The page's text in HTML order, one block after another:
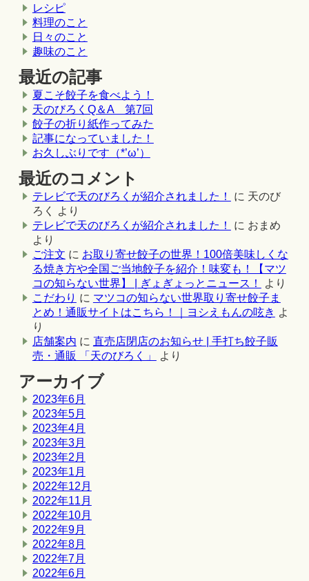
レシピ
料理のこと
日々のこと
趣味のこと
最近の記事
夏こそ餃子を食べよう！
天のびろくQ＆A 第7回
餃子の折り紙作ってみた
記事になっていました！
お久しぶりです（*’ω’）
最近のコメント
テレビで天のびろくが紹介されました！ に 天のび
ろく
より
テレビで天のびろくが紹介されました！
に おまめ
より
ご注文 に お取り寄せ餃子の世界！100倍美味しくな
る焼き方や全国ご当地餃子を紹介！味変も！【マツ
コの知らない世界】 | ぎょぎょっとニュース！
より
こだわり に マツコの知らない世界取り寄せ餃子ま
とめ！通販サイトはこちら！｜ヨシえもんの呟き よ
り
店舗案内 に 直売店閉店のお知らせ | 手打ち餃子販
売・通販 「天のびろく」
より
アーカイブ
2023年6月
2023年5月
2023年4月
2023年3月
2023年2月
2023年1月
2022年12月
2022年11月
2022年10月
2022年9月
2022年8月
2022年7月
2022年6月